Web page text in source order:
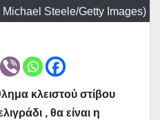
Steele/Getty Images)
κλειστού στίβου
, θα είναι η